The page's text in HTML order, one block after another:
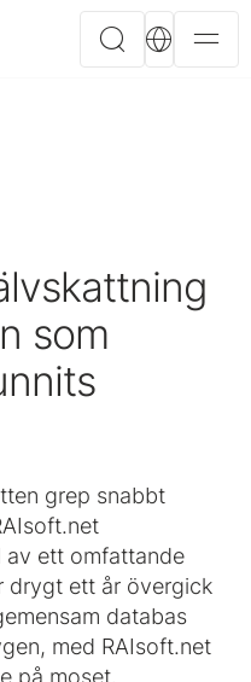
som
grep snabbt
av ett omfattande
drygt ett år övergick
databas
med RAIsoft.net
på moset.